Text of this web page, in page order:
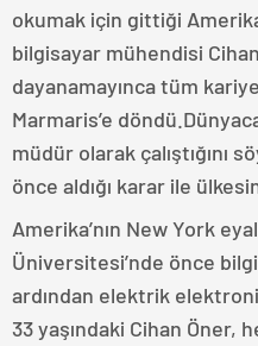
okumak için gittiği
bilgisayar mühendisi
dayanamayınca tüm
Marmaris’e
müdür olarak çalıştığını
önce aldığı karar ile
Amerika’nın New York
Üniversitesi’nde önce
ardından elektrik
33 yaşındaki Cihan Öner,